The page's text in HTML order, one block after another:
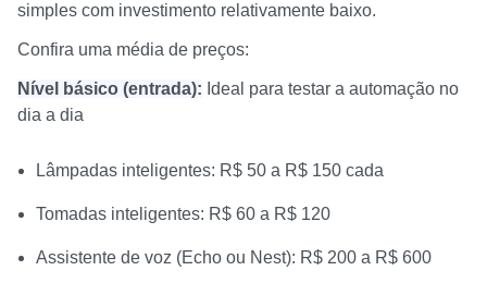
simples com investimento relativamente baixo.
Confira uma média de preços:
Nível básico (entrada): Ideal para testar a automação no
dia a dia
Lâmpadas inteligentes: R$ 50 a R$ 150 cada
Tomadas inteligentes: R$ 60 a R$ 120
Assistente de voz (Echo ou Nest): R$ 200 a R$ 600